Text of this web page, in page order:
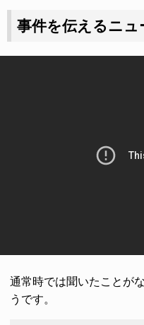
事件を伝えるニュ
通常時では聞いたことが
うです。